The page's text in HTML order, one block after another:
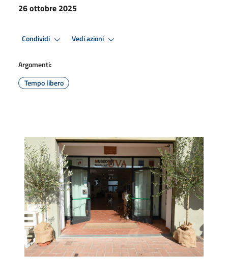
26 ottobre 2025
Condividi Vedi azioni
Argomenti:
Tempo libero